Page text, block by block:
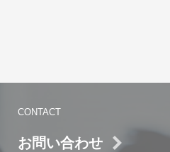
CONTACT
お問い合わせ